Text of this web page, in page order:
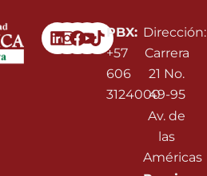
Linkedin
Instagram
Facebook
Youtube
PBX:
+57
606
3124000
Dirección:
Carrera
21 No.
49-95
Av. de
las
Américas